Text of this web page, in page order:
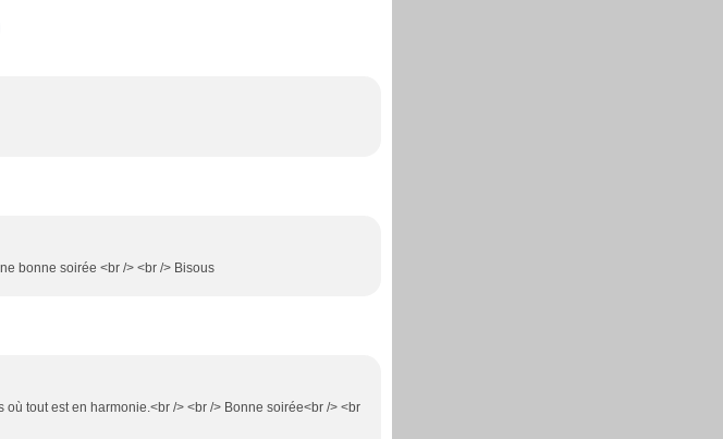
bonne soirée <br /> <br /> Bisous
tout est en harmonie.<br /> <br /> Bonne soirée<br /> <br